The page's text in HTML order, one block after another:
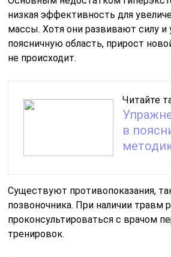
низкая эффективность для
массы. Хотя они развивают силу и
поясничную область, прирост
не происходит.
Читайте
в
Существуют противопоказания,
позвоночника. При наличии травм
проконсультироваться с врачом
тренировок.